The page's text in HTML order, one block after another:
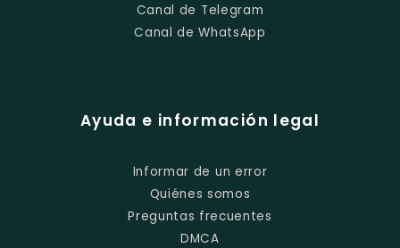
Canal de Telegram
Canal de WhatsApp
Ayuda e información legal
Informar de un error
Quiénes somos
Preguntas frecuentes
DMCA